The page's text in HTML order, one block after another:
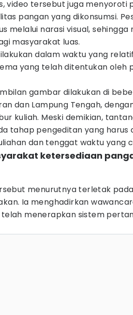
video tersebut juga menyoroti
pangan yang dikonsumsi.
melalui narasi visual, sehingga
masyarakat luas.
dalam waktu yang
yang telah ditentukan oleh
gambar dilakukan di
dan Lampung Tengah,
kuliah. Meski demikian,
tahap pengeditan yang harus
dan tenggat waktu yang
ketersediaan
menurutnya terletak pada
Ia menghadirkan
menerapkan sistem